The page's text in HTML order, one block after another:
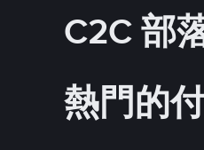
C2C 部
熱門的